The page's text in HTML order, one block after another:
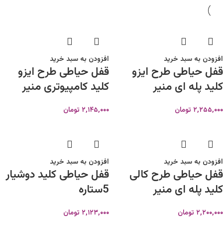
افزودن به سبد خرید
قفل حیاطی طرح ایزو
کلید پله ای منیر
۲,۲۵۵,۰۰۰ تومان
افزودن به سبد خرید
قفل حیاطی طرح ایزو
کلید کامپیوتری منیر
۲,۱۴۵,۰۰۰ تومان
افزودن به سبد خرید
قفل حیاطی طرح کالی
کلید پله ای منیر
۲,۲۰۰,۰۰۰ تومان
افزودن به سبد خرید
قفل حیاطی کلید دوشیار
5ستاره
۲,۱۲۳,۰۰۰ تومان